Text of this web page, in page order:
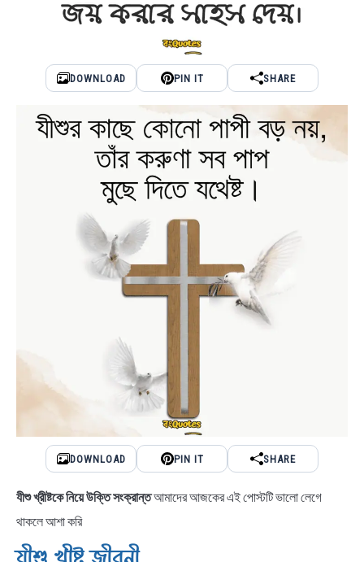
DOWNLOAD PIN IT SHARE
DOWNLOAD PIN IT SHARE
যীশু খ্রীষ্টকেনিয়ে উক্তি সংক্রান্তআমাদের আজকের এই পোস্টটি ভালো লেগে
থাকলে আশা করি